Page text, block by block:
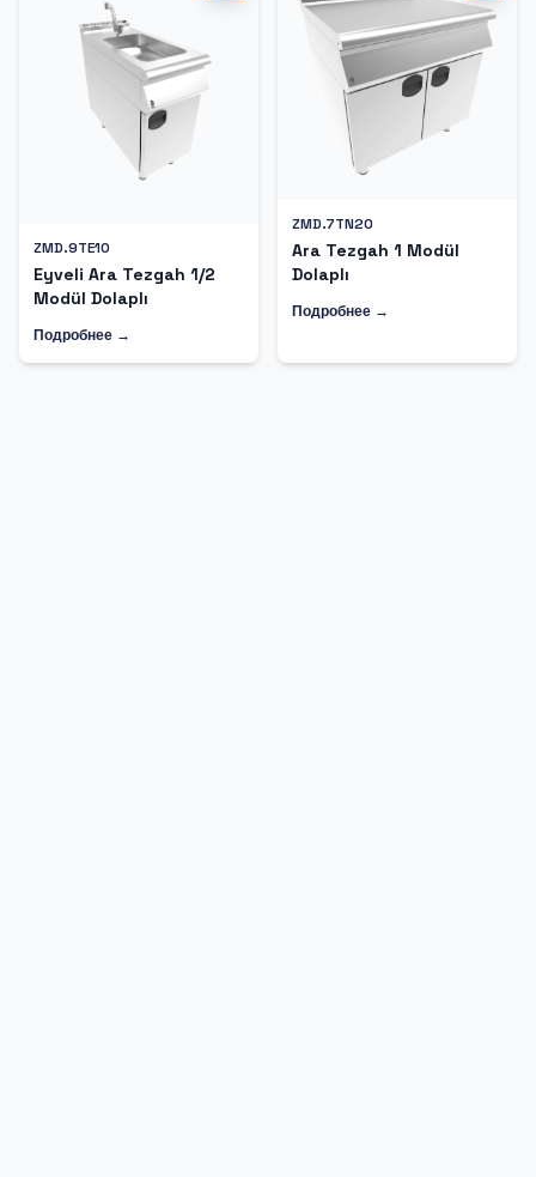
ZMD.9TE10
Eyveli Ara Tezgah 1/2
Modül Dolaplı
Подробнее →
ZMD.7TN20
Ara Tezgah 1 Modül
Dolaplı
Подробнее →